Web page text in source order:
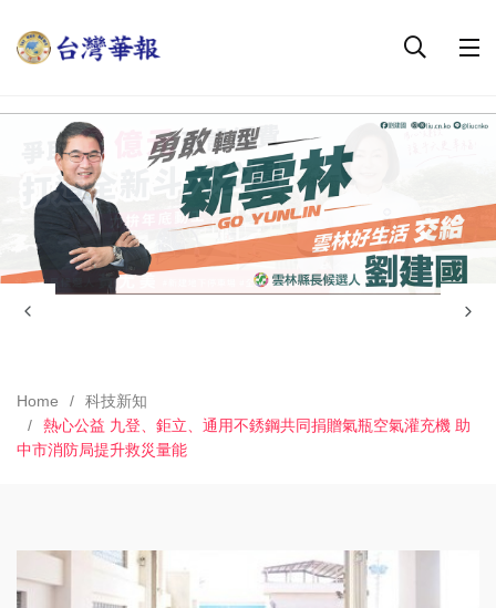
Home
科技新知
熱心公益 九登、鉅立、通用不銹鋼共同捐贈氣瓶空氣灌充機 助
中市消防局提升救災量能